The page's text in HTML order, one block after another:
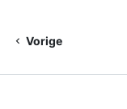
Vorige